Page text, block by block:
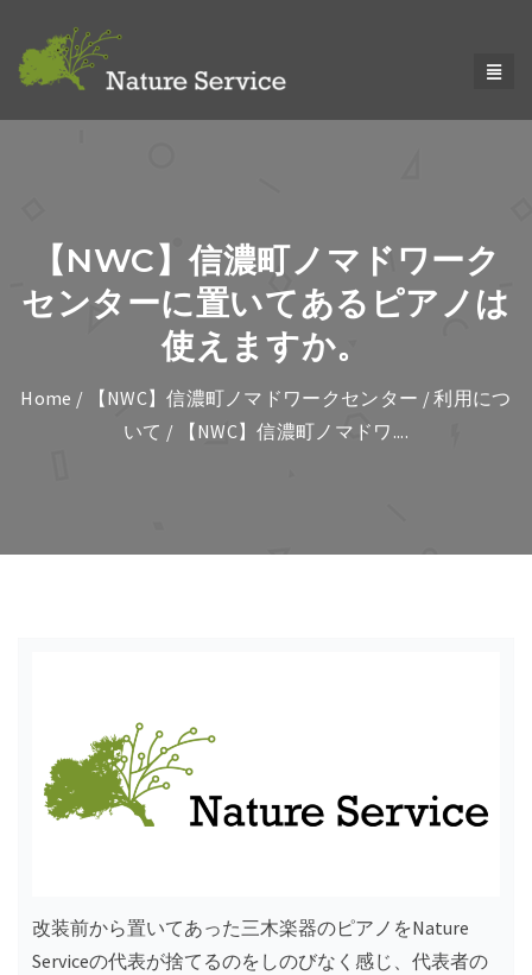
【NWC】信濃町ノマドワーク
センターに置いてあるピアノは
使えますか。
Home / 【NWC】信濃町ノマドワークセンター /利用につ
いて / 【NWC】信濃町ノマドワ....
改装前から置いてあった三木楽器のピアノをNature
Serviceの代表が捨てるのをしのびなく感じ、代表者の